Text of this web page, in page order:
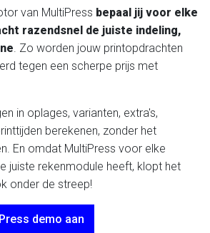
van MultiPress bepaal jij voor elke
razendsnel de juiste indeling,
. Zo worden jouw printopdrachten
tegen een scherpe prijs met
in oplages, varianten, extra's,
berekenen, zonder het
En omdat MultiPress voor elke
juiste rekenmodule heeft, klopt het
onder de streep!
demo aan